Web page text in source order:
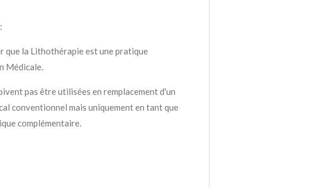
que la Lithothérapie est une pratique
Médicale.
pas être utilisées en remplacement d'un
conventionnel mais uniquement en tant que
complémentaire.